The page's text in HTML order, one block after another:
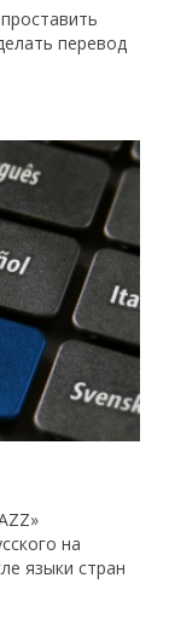
перевод
на
языки стран